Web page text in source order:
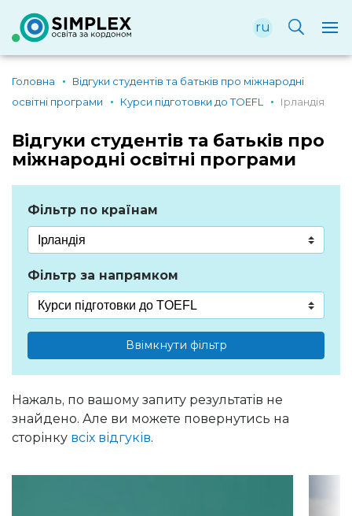
ru
Головна
Відгуки студентів та батьків про міжнародні
освітні програми
Курси підготовки до TOEFL Ірландія
Відгуки студентів та батьків про
міжнародні освітні програми
Фільтр по країнам
Фільтр за напрямком
Ввімкнути фільтр
Нажаль, по вашому запиту результатів не
знайдено. Але ви можете повернутись на
сторінку всіх відгуків.